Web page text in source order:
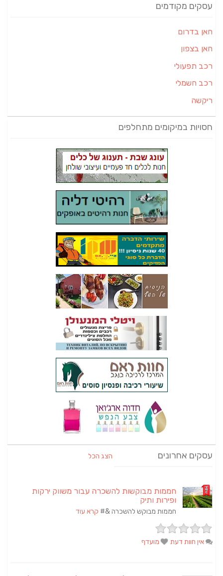
עסקים מקודמים
חאן בדרום
חאן בצפון
רכב תפעולי
רכב חשמלי
ריקשה
חסויות במיקומים מתחלפים
עסקים אחרונים הצג הכל
חממות מבוקשות להשכרה עבור משווק ירקות
ופירות ותיק
חממות מבוקש להשכרה &# קרא עוד
אין חוות דעת מועדף